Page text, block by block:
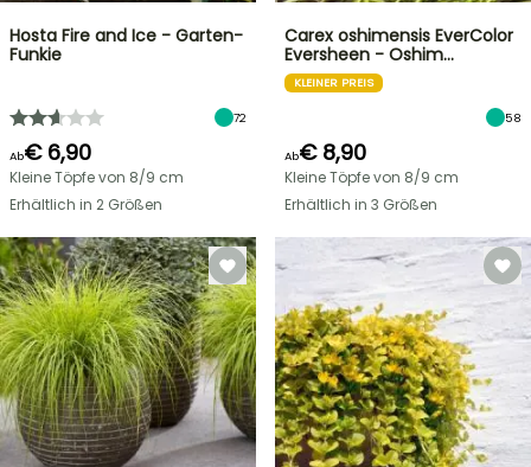
Hosta Fire and Ice - Garten-
Funkie
72
Ab€ 6,90
Kleine Töpfe von 8/9 cm
Erhältlich in 2 Größen
Carex oshimensis EverColor
Eversheen - Oshim…
KLEINER PREIS
58
Ab€ 8,90
Kleine Töpfe von 8/9 cm
Erhältlich in 3 Größen